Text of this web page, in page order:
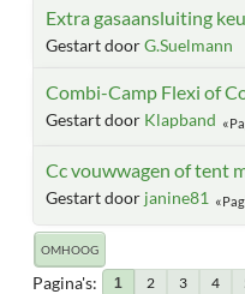
Extra gasaansluiting
Gestart doorG.Suelmann
Combi-Camp Flexi of
Gestart door Klapband
Cc vouwwagen of tent
Gestart door janine81
OMHOOG
Pagina's 1 2 3 4